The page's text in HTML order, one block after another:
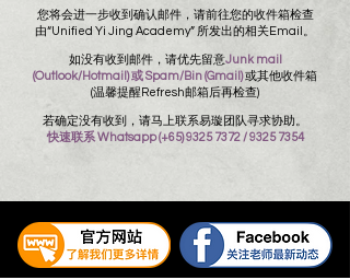
您将会进一步收到确认邮件，请前往您的收件箱检查
由“Unified Yi Jing Academy” 所发出的相关Email。
如没有收到邮件，请优先留意Junk mail
(Outlook/Hotmail) 或 Spam/Bin (Gmail)或其他收件箱
(温馨提醒Refresh邮箱后再检查)
若确定没有收到，请马上联系易璇团队寻求协助。
快速联系 Whatsapp (+65)9325 7372/9325 7354